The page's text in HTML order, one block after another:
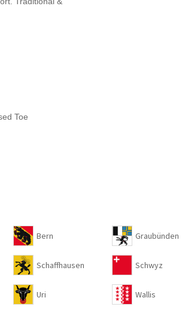
Bern Graubünden
Schaffhausen Schwyz
Uri Wallis